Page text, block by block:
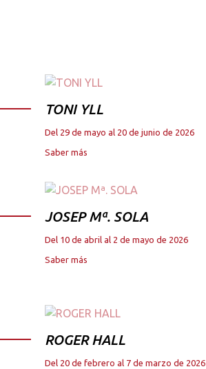
TONI YLL
Del 29 de mayo al 20 de junio de 2026
Saber más
JOSEP Mª. SOLA
Del 10 de abril al 2 de mayo de 2026
Saber más
ROGER HALL
Del 20 de febrero al 7 de marzo de 2026